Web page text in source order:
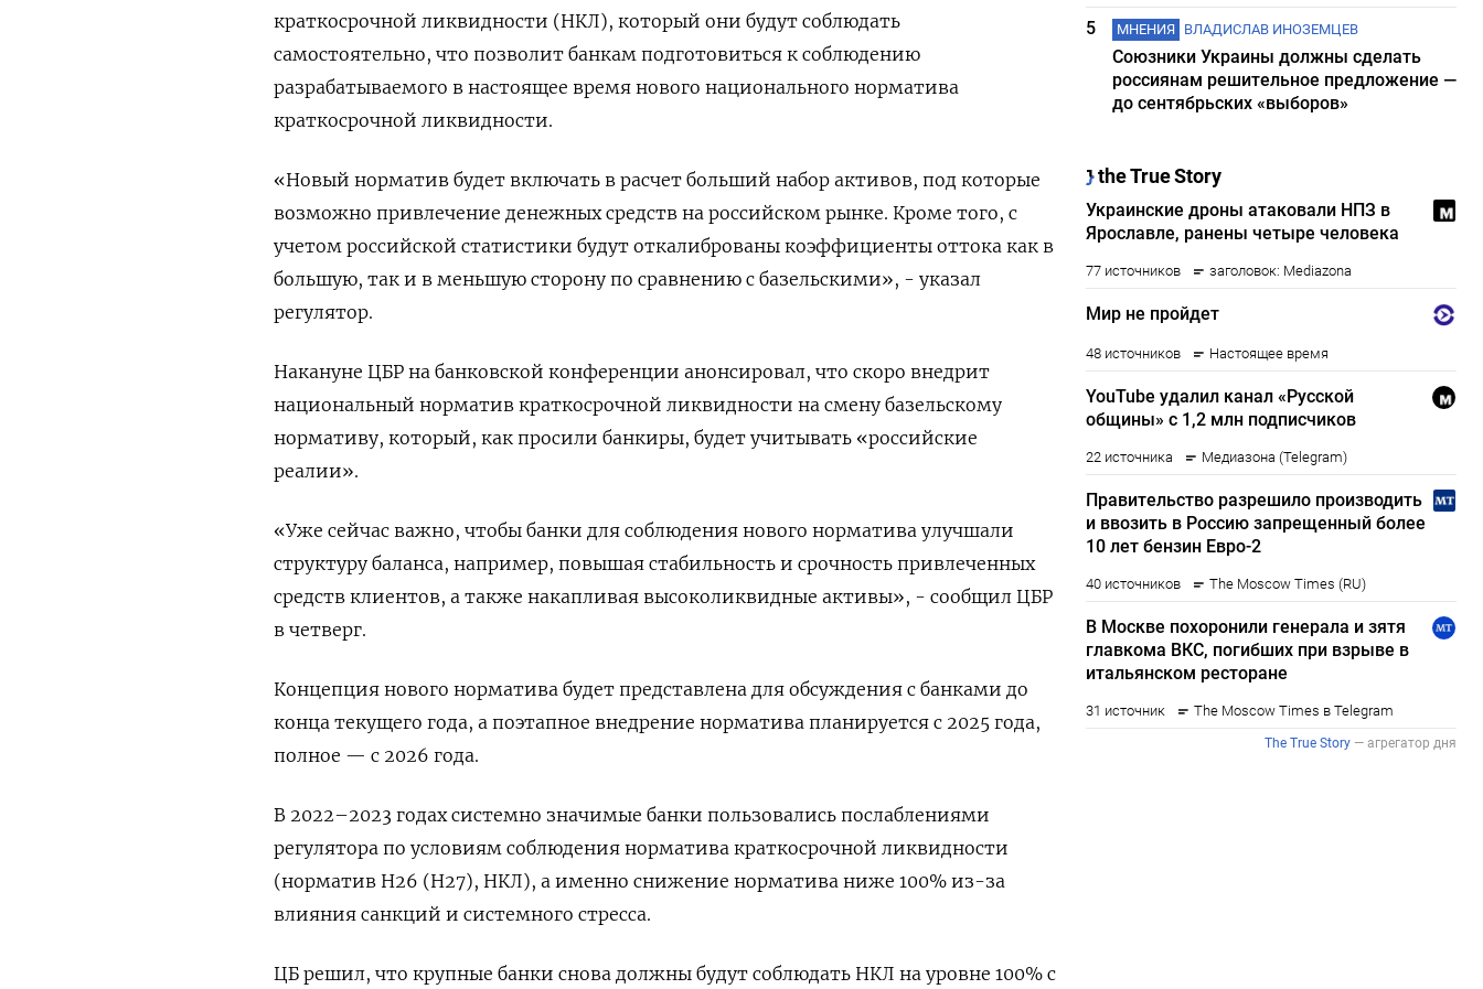
краткосрочной ликвидности (НКЛ), который они будут соблюдать
самостоятельно, что позволит банкам подготовиться к соблюдению
разрабатываемого в настоящее время нового национального норматива
краткосрочной ликвидности.
«Новый норматив будет включать в расчет больший набор активов, под которые
возможно привлечение денежных средств на российском рынке. Кроме того, с
учетом российской статистики будут откалиброваны коэффициенты оттока как в
большую, так и в меньшую сторону по сравнению с базельскими», - указал
регулятор.
Накануне ЦБР на банковской конференции анонсировал, что скоро внедрит
национальный норматив краткосрочной ликвидности на смену базельскому
нормативу, который, как просили банкиры, будет учитывать «российские
реалии».
«Уже сейчас важно, чтобы банки для соблюдения нового норматива улучшали
структуру баланса, например, повышая стабильность и срочность привлеченных
средств клиентов, а также накапливая высоколиквидные активы», - сообщил ЦБР
в четверг.
Концепция нового норматива будет представлена для обсуждения с банками до
конца текущего года, а поэтапное внедрение норматива планируется с 2025 года,
полное — с 2026 года.
В 2022–2023 годах системно значимые банки пользовались послаблениями
регулятора по условиям соблюдения норматива краткосрочной ликвидности
(норматив Н26 (Н27), НКЛ), а именно снижение норматива ниже 100% из-за
влияния санкций и системного стресса.
ЦБ решил, что крупные банки снова должны будут соблюдать НКЛ на уровне 100% с
5
МНЕНИЯ ВЛАДИСЛАВ ИНОЗЕМЦЕВ
Союзники Украины должны сделать
россиянам решительное предложение —
до сентябрьских «выборов»